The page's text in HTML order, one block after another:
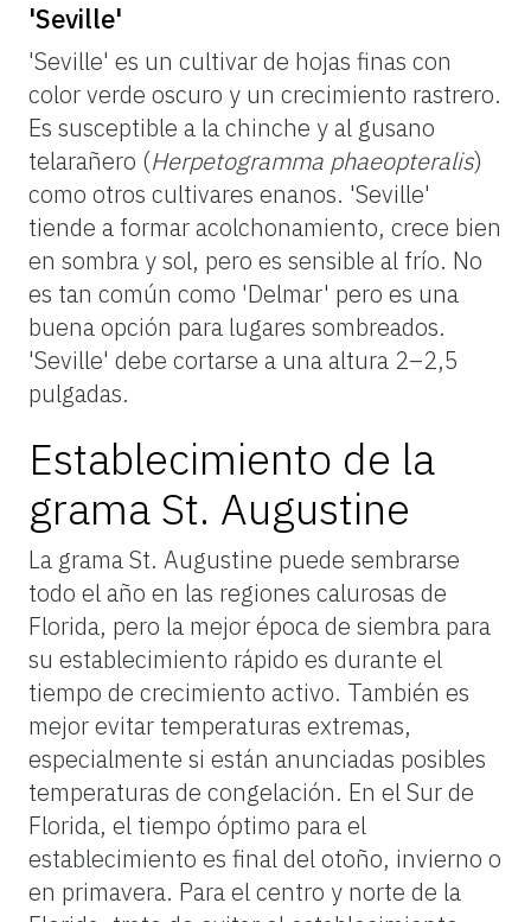
'Seville'
'Seville' es un cultivar de hojas finas con
color verde oscuro y un crecimiento rastrero.
Es susceptible a la chinche y al gusano
telarañero (Herpetogramma phaeopteralis)
como otros cultivares enanos. 'Seville'
tiende a formar acolchonamiento, crece bien
en sombra y sol, pero es sensible al frío. No
es tan común como 'Delmar' pero es una
buena opción para lugares sombreados.
'Seville' debe cortarse a una altura 2–2,5
pulgadas.
Establecimiento de la
grama St. Augustine
La grama St. Augustine puede sembrarse
todo el año en las regiones calurosas de
Florida, pero la mejor época de siembra para
su establecimiento rápido es durante el
tiempo de crecimiento activo. También es
mejor evitar temperaturas extremas,
especialmente si están anunciadas posibles
temperaturas de congelación. En el Sur de
Florida, el tiempo óptimo para el
establecimiento es final del otoño, invierno o
en primavera. Para el centro y norte de la